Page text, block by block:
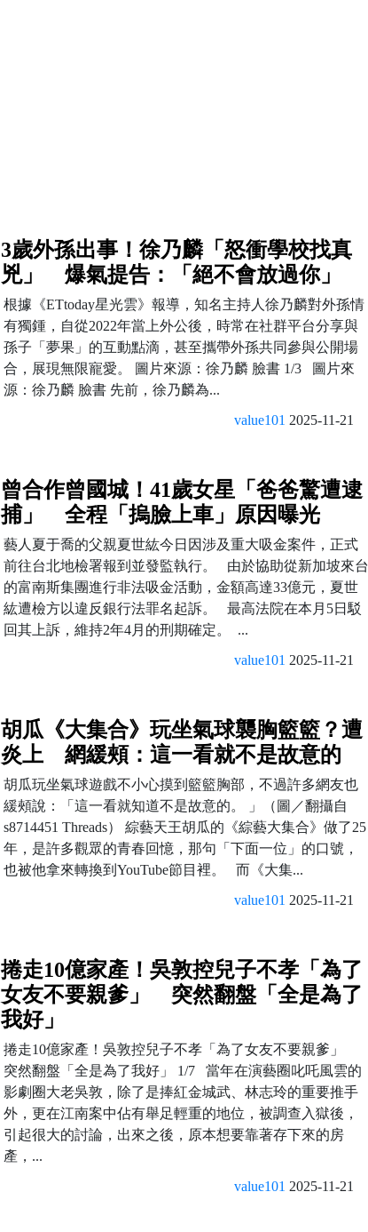
3歲外孫出事！徐乃麟「怒衝學校找真
兇」 爆氣提告：「絕不會放過你」
根據《ETtoday星光雲》報導，知名主持人徐乃麟對外孫情
有獨鍾，自從2022年當上外公後，時常在社群平台分享與
孫子「夢果」的互動點滴，甚至攜帶外孫共同參與公開場
合，展現無限寵愛。 圖片來源：徐乃麟 臉書 1/3 圖片來
源：徐乃麟 臉書 先前，徐乃麟為...
value101 2025-11-21
曾合作曾國城！41歲女星「爸爸驚遭逮
捕」 全程「摀臉上車」原因曝光
藝人夏于喬的父親夏世紘今日因涉及重大吸金案件，正式
前往台北地檢署報到並發監執行。 由於協助從新加坡來台
的富南斯集團進行非法吸金活動，金額高達33億元，夏世
紘遭檢方以違反銀行法罪名起訴。 最高法院在本月5日駁
回其上訴，維持2年4月的刑期確定。 ...
value101 2025-11-21
胡瓜《大集合》玩坐氣球襲胸籃籃？遭
炎上 網緩頰：這一看就不是故意的
胡瓜玩坐氣球遊戲不小心摸到籃籃胸部，不過許多網友也
緩頰說：「這一看就知道不是故意的。 」（圖／翻攝自
s8714451 Threads） 綜藝天王胡瓜的《綜藝大集合》做了25
年，是許多觀眾的青春回憶，那句「下面一位」的口號，
也被他拿來轉換到YouTube節目裡。 而《大集...
value101 2025-11-21
捲走10億家產！吳敦控兒子不孝「為了
女友不要親爹」 突然翻盤「全是為了
我好」
捲走10億家產！吳敦控兒子不孝「為了女友不要親爹」
突然翻盤「全是為了我好」 1/7 當年在演藝圈叱吒風雲的
影劇圈大老吳敦，除了是捧紅金城武、林志玲的重要推手
外，更在江南案中佔有舉足輕重的地位，被調查入獄後，
引起很大的討論，出來之後，原本想要靠著存下來的房
產，...
value101 2025-11-21